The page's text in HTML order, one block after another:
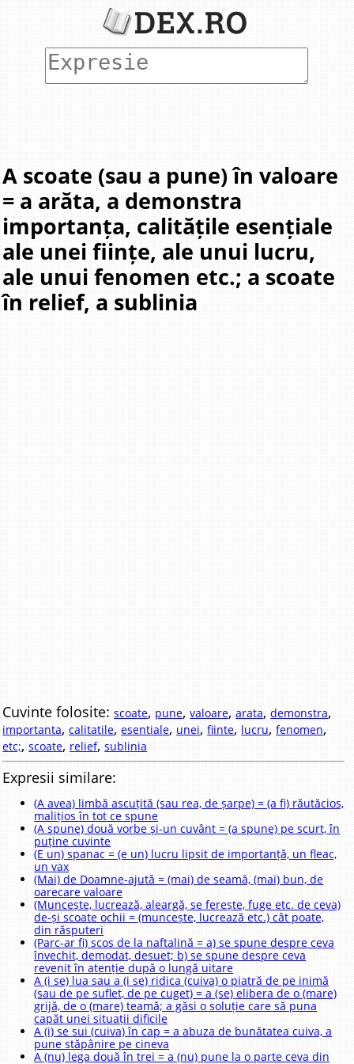
A scoate (sau a pune) în valoare
= a arăta, a demonstra
importanța, calitățile esențiale
ale unei ființe, ale unui lucru,
ale unui fenomen etc.; a scoate
în relief, a sublinia
Cuvinte folosite:scoate, pune,valoare,arata,demonstra,
importanta,calitatile,esentiale, unei,fiinte, lucru,fenomen,
etc;,scoate, relief,sublinia
Expresii similare:
(A avea) limbă ascuțită (sau rea, de șarpe) = (a fi) răutăcios,
malițios în tot ce spune
(A spune) două vorbe și-un cuvânt = (a spune) pe scurt, în
puține cuvinte
(E un) spanac = (e un) lucru lipsit de importanță, un fleac,
un vax
(Mai) de Doamne-ajută = (mai) de seamă, (mai) bun, de
oarecare valoare
(Muncește, lucrează, aleargă, se ferește, fuge etc. de ceva)
de-și scoate ochii = (muncește, lucrează etc.) cât poate,
din răsputeri
(Parc-ar fi) scos de la naftalină = a) se spune despre ceva
învechit, demodat, desuet; b) se spune despre ceva
revenit în atenție după o lungă uitare
A (i se) lua sau a (i se) ridica (cuiva) o piatră de pe inimă
(sau de pe suflet, de pe cuget) = a (se) elibera de o (mare)
grijă, de o (mare) teamă; a găsi o soluție care să puna
capăt unei situații dificile
A (i) se sui (cuiva) în cap = a abuza de bunătatea cuiva, a
pune stăpânire pe cineva
A (nu) lega două în trei = a (nu) pune la o parte ceva din